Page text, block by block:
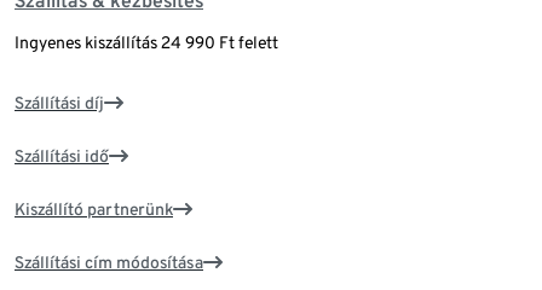
Ingyenes kiszállítás 24 990 Ft felett
Szállítási díj
Szállítási idő
Kiszállító partnerünk
Szállítási cím módosítása